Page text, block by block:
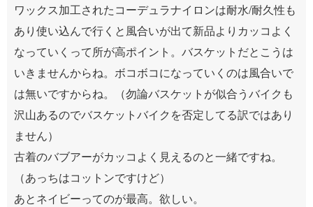
ワックス加工されたコーデュラナイロンは耐水/耐久性も
あり使い込んで行くと風合いが出て新品よりカッコよく
なっていくって所が高ポイント。バスケットだとこうは
いきませんからね。ボコボコになっていくのは風合いで
は無いですからね。（勿論バスケットが似合うバイクも
沢山あるのでバスケットバイクを否定してる訳ではあり
ません）
古着のバブアーがカッコよく見えるのと一緒ですね。
（あっちはコットンですけど）
あとネイビーってのが最高。欲しい。